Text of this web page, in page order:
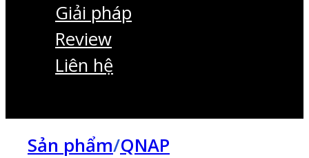
Giải pháp
Review
Liên hệ
Sản phẩm/QNAP